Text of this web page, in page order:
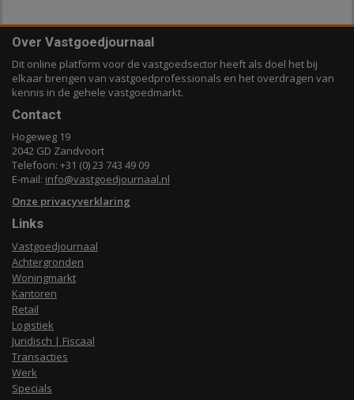
Over Vastgoedjournaal
Dit online platform voor de vastgoedsector heeft als doel het bij
elkaar brengen van vastgoedprofessionals en het overdragen van
kennis in de gehele vastgoedmarkt.
Contact
Hogeweg 19
2042 GD Zandvoort
Telefoon: +31 (0) 23 743 49 09
E-mail: info@vastgoedjournaal.nl
Onze privacyverklaring
Links
Vastgoedjournaal
Achtergronden
Woningmarkt
Kantoren
Retail
Logistiek
Juridisch | Fiscaal
Transacties
Werk
Specials